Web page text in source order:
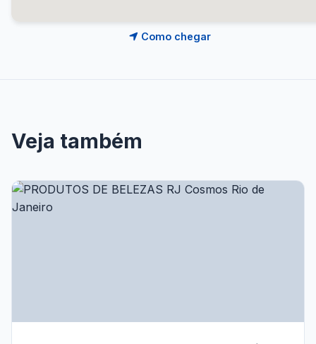
Como chegar
Veja também